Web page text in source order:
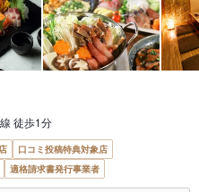
徒歩1分
口コミ投稿特典対象店
適格請求書発行事業者